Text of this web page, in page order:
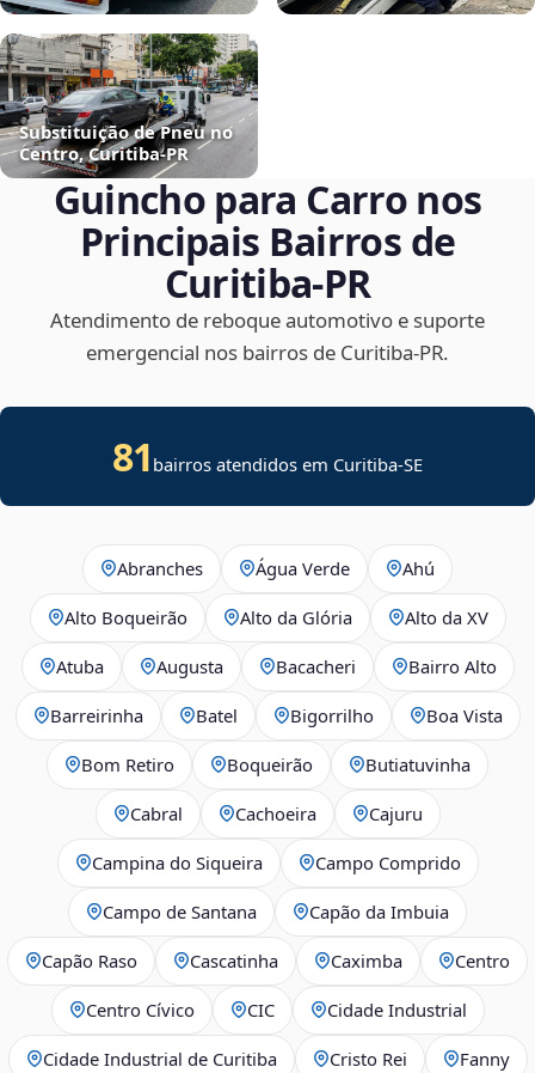
Substituição de Pneu no
Centro, Curitiba‑PR
Guincho para Carro nos
Principais Bairros de
Curitiba‑PR
Atendimento de reboque automotivo e suporte
emergencial nos bairros de Curitiba‑PR.
81 bairros atendidos em Curitiba-SE
Abranches Água Verde Ahú
Alto Boqueirão Alto da Glória Alto da XV
Atuba Augusta Bacacheri Bairro Alto
Barreirinha Batel Bigorrilho Boa Vista
Bom Retiro Boqueirão Butiatuvinha
Cabral Cachoeira Cajuru
Campina do Siqueira Campo Comprido
Campo de Santana Capão da Imbuia
Capão Raso Cascatinha Caximba Centro
Centro Cívico CIC Cidade Industrial
Cidade Industrial de Curitiba Cristo Rei Fanny